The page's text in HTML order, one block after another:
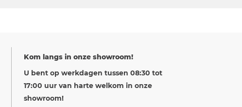
Kom langs in onze showroom!
U bent op werkdagen tussen 08:30 tot
17:00 uur van harte welkom in onze
showroom!